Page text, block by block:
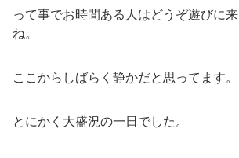
って事でお時間ある人はどうぞ遊びに
ね。
ここからしばらく静かだと思ってます。
とにかく大盛況の一日でした。